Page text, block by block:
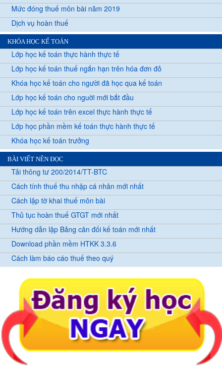
Mức đóng thuế môn bài năm 2019
Dịch vụ hoàn thuế
KHÓA HỌC KẾ TOÁN
Lớp học kế toán thực hành thực tế
Lớp học kế toán thuế ngắn hạn trên hóa đơn đỏ
Khóa học kế toán cho người đã học qua kế toán
Lớp học kế toán cho nguời mới bắt đầu
Lớp học kế toán trên excel thực hành thực tế
Lớp học phần mềm kế toán thực hành thực tế
Khóa học kế toán trưởng
BÀI VIẾT NÊN ĐỌC
Tải thông tư 200/2014/TT-BTC
Cách tính thuế thu nhập cá nhân mới nhất
Cách lập tờ khai thuế môn bài
Thủ tục hoàn thuế GTGT mới nhất
Hướng dẫn lập Bảng cân đối kế toán mới nhất
Download phần mềm HTKK 3.3.6
Cách làm báo cáo thuế theo quý